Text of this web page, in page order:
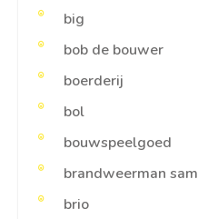
big
bob de bouwer
boerderij
bol
bouwspeelgoed
brandweerman sam
brio